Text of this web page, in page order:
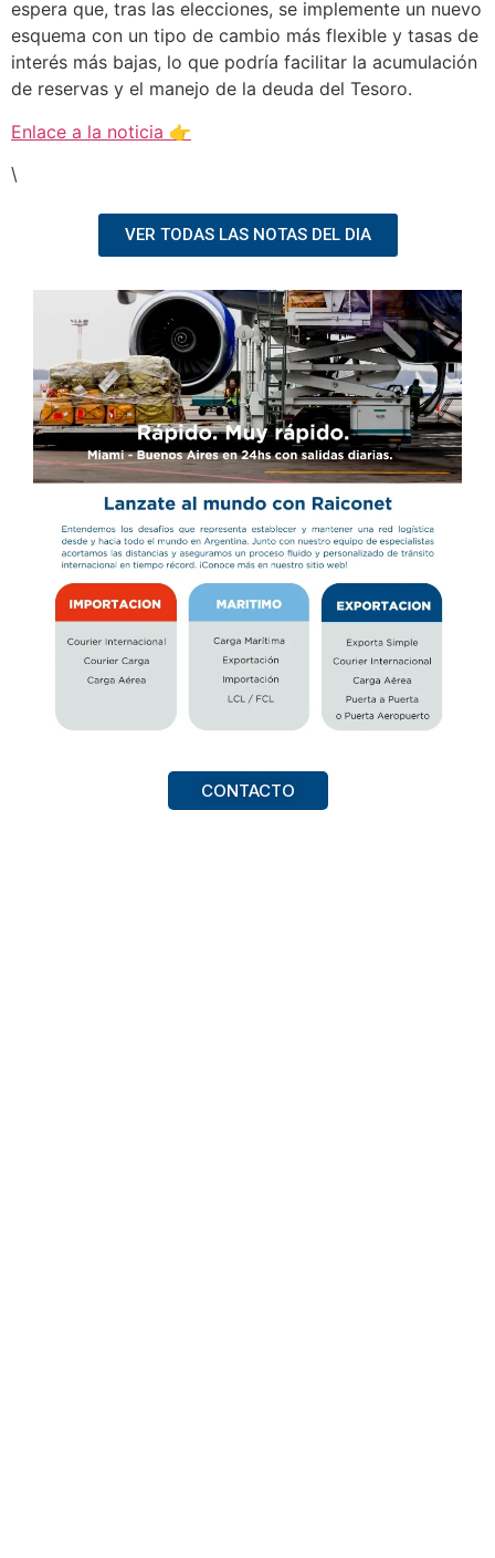
espera que, tras las elecciones, se implemente un nuevo
esquema con un tipo de cambio más flexible y tasas de
interés más bajas, lo que podría facilitar la acumulación
de reservas y el manejo de la deuda del Tesoro.
Enlace a la noticia 👉
\
VER TODAS LAS NOTAS DEL DIA
CONTACTO